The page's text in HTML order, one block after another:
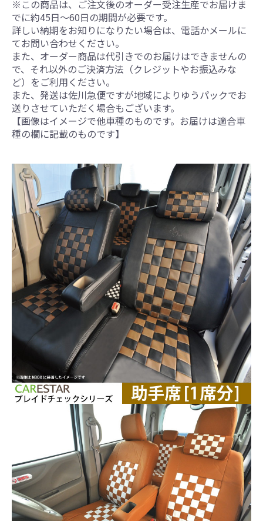
※この商品は、ご注文後のオーダー受注生産でお届けま
でに約45日～60日の期間が必要です。
詳しい納期をお知りになりたい場合は、電話かメールに
てお問い合わせください。
また、オーダー商品は代引きでのお届けはできませんの
で、それ以外のご決済方法（クレジットやお振込みな
ど）をご利用ください。
また、発送は佐川急便ですが地域によりゆうパックでお
送りさせていただく場合もございます。
【画像はイメージで他車種のものです。お届けは適合車
種の欄に記載のものです】